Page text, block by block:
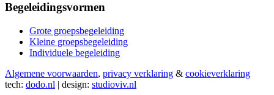
Begeleidingsvormen
Grote groepsbegeleiding
Kleine groepsbegeleiding
Individuele begeleiding
Algemene voorwaarden, privacy verklaring & cookieverklaring
tech: dodo.nl | design: studioviv.nl